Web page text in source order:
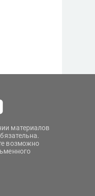
материалов
возможно